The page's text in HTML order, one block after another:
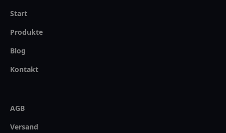
Start
Produkte
Blog
Kontakt
AGB
Versand